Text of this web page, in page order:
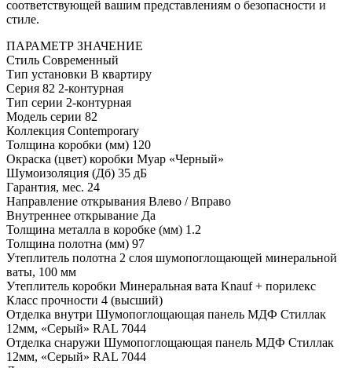
соответствующей вашим представлениям о безопасности и
стиле.
ПАРАМЕТР ЗНАЧЕНИЕ
Стиль Современный
Тип установки В квартиру
Серия 82 2-контурная
Тип серии 2-контурная
Модель серии 82
Коллекция Contemporary
Толщина коробки (мм) 120
Окраска (цвет) коробки Муар «Черный»
Шумоизоляция (Дб) 35 дБ
Гарантия, мес. 24
Направление открывания Влево / Вправо
Внутреннее открывание Да
Толщина металла в коробке (мм) 1.2
Толщина полотна (мм) 97
Утеплитель полотна 2 слоя шумопоглощающей минеральной
ваты, 100 мм
Утеплитель коробки Минеральная вата Knauf + порилекс
Класс прочности 4 (высший)
Отделка внутри Шумопоглощающая панель МДФ Стиллак
12мм, «Серый» RAL 7044
Отделка снаружи Шумопоглощающая панель МДФ Стиллак
12мм, «Серый» RAL 7044